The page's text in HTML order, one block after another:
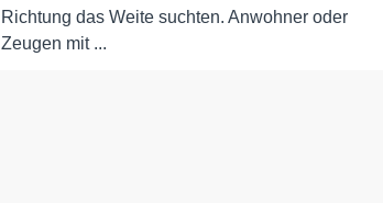
Richtung das Weite suchten. Anwohner oder
Zeugen mit ...